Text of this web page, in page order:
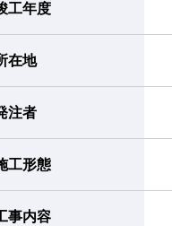
工年度
在地
注者
工形態
事内容